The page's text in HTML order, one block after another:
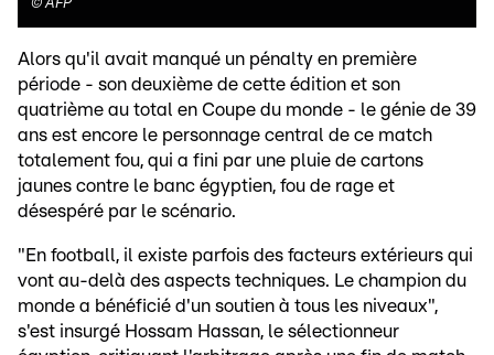
© AFP
Alors qu'il avait manqué un pénalty en première
période - son deuxième de cette édition et son
quatrième au total en Coupe du monde - le génie de 39
ans est encore le personnage central de ce match
totalement fou, qui a fini par une pluie de cartons
jaunes contre le banc égyptien, fou de rage et
désespéré par le scénario.
"En football, il existe parfois des facteurs extérieurs qui
vont au-delà des aspects techniques. Le champion du
monde a bénéficié d'un soutien à tous les niveaux",
s'est insurgé Hossam Hassan, le sélectionneur